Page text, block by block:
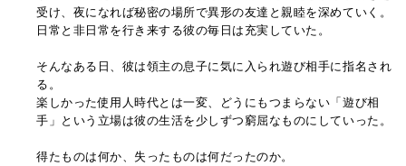
受け、夜になれば秘密の場所で異形の友達と親睦を深めていく。
日常と非日常を行き来する彼の毎日は充実していた。
そんなある日、彼は領主の息子に気に入られ遊び相手に指名され
る。
楽しかった使用人時代とは一変、どうにもつまらない「遊び相
手」という立場は彼の生活を少しずつ窮屈なものにしていった。
得たものは何か、失ったものは何だったのか。